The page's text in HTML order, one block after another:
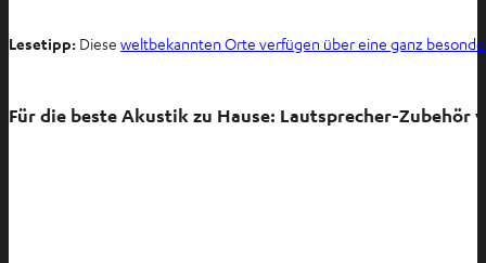
Lesetipp: Diese weltbekannten Orte verfügen über eine ganz
Für die beste Akustik zu Hause: Lautsprecher-Zubehör